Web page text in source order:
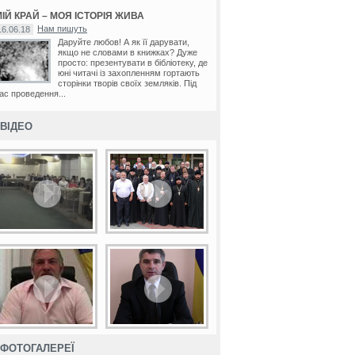
КРАЙ – МОЯ ІСТОРІЯ ЖИВА
Нам пишуть
Даруйте любов! А як її дарувати,
якщо не словами в книжках? Дуже
просто: презентувати в бібліотеку, де
юні читачі із захопленням гортають
сторінки творів своїх земляків. Під
проведення...
ВІДЕО
ФОТОГАЛЕРЕЇ